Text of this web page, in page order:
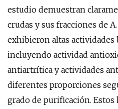
estudio demuestran
crudas y sus fracciones de
exhibieron altas
incluyendo actividad
antiartrítica y actividades
diferentes proporciones
grado de purificación.